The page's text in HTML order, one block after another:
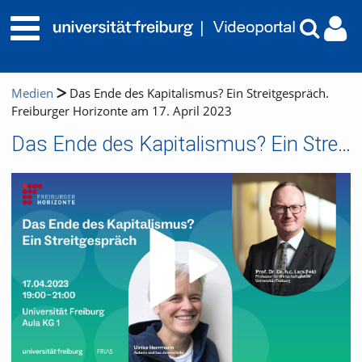
Medien
Das Ende des Kapitalismus? Ein Streitgespräch.
Freiburger Horizonte am 17. April 2023
Das Ende des Kapitalismus? Ein Streitgespräch. Freiburger Horizonte am 17. April 2023